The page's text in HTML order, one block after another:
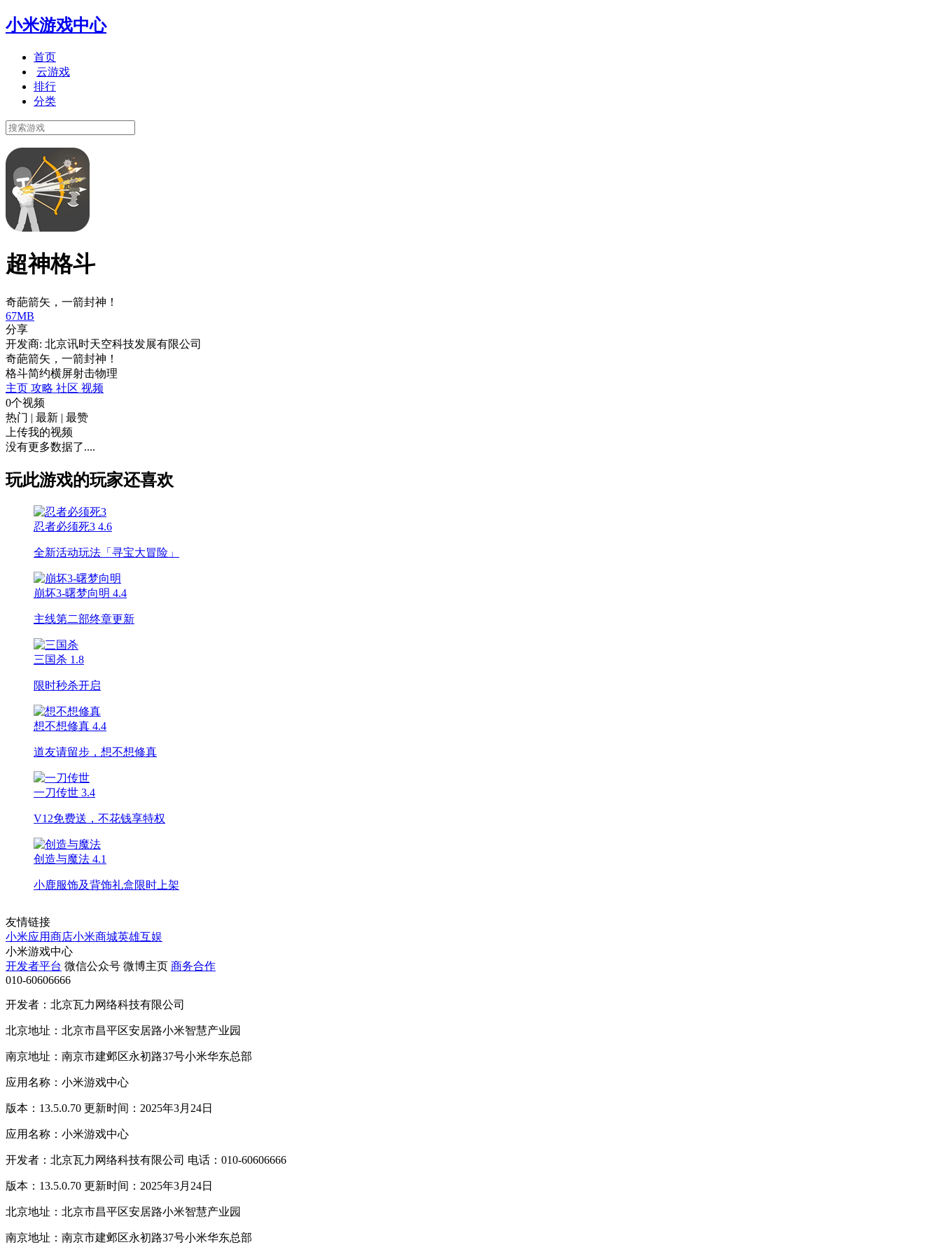
小米游戏中心
首页
云游戏
排行
分类
超神格斗
奇葩箭矢，一箭封神！
67MB
分享
开发商: 北京讯时天空科技发展有限公司
奇葩箭矢，一箭封神！
格斗简约横屏射击物理
主页 攻略 社区 视频
0个视频
热门 | 最新 | 最赞
上传我的视频
没有更多数据了....
玩此游戏的玩家还喜欢
忍者必须死3 4.6
全新活动玩法「寻宝大冒险」
崩坏3-曙梦向明 4.4
主线第二部终章更新
三国杀 1.8
限时秒杀开启
想不想修真 4.4
道友请留步，想不想修真
一刀传世 3.4
V12免费送，不花钱享特权
创造与魔法 4.1
小鹿服饰及背饰礼盒限时上架
友情链接
小米应用商店小米商城英雄互娱
小米游戏中心
开发者平台 微信公众号 微博主页 商务合作
010-60606666
开发者：北京瓦力网络科技有限公司
北京地址：北京市昌平区安居路小米智慧产业园
南京地址：南京市建邺区永初路37号小米华东总部
应用名称：小米游戏中心
版本：13.5.0.70 更新时间：2025年3月24日
应用名称：小米游戏中心
开发者：北京瓦力网络科技有限公司 电话：010-60606666
版本：13.5.0.70 更新时间：2025年3月24日
北京地址：北京市昌平区安居路小米智慧产业园
南京地址：南京市建邺区永初路37号小米华东总部